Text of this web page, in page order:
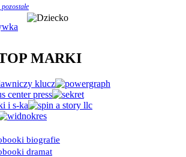
MARKI
biografie
dramat